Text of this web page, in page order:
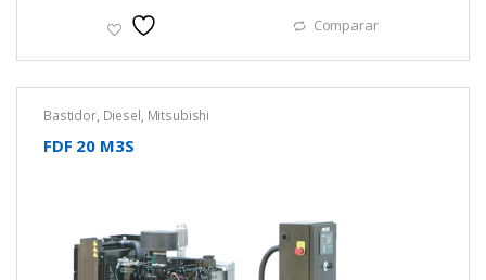
Comparar
Bastidor, Diesel, Mitsubishi
FDF 20 M3S